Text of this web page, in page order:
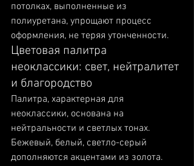
потолках, выполненные из
полиуретана, упрощают процесс
оформления, не теряя утонченности.
Цветовая палитра
неоклассики: свет, нейтралитет
и благородство
Палитра, характерная для
неоклассики, основана на
нейтральности и светлых тонах.
Бежевый, белый, светло-серый
дополняются акцентами из золота.